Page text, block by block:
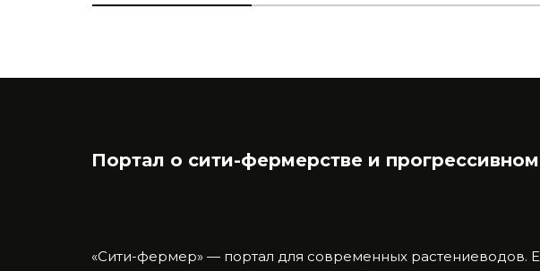
Портал о сити-фермерстве и
«Сити-фермер» — портал для современных растениеводов.